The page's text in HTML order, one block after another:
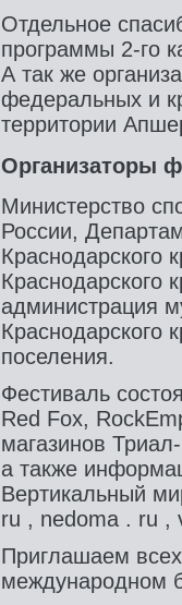
Отдельное
программы 2-го
А так же
федеральных и
территории
Организаторы
Министерство
России,
Краснодарского
Краснодарского
администрация
Краснодарского
поселения.
Фестиваль
Red Fox,
магазинов
а также
Вертикальный
ru , nedoma . ru ,
Приглашаем
международном